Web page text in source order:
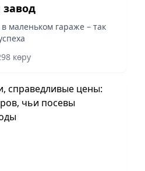
маленьком гараже – так
көру